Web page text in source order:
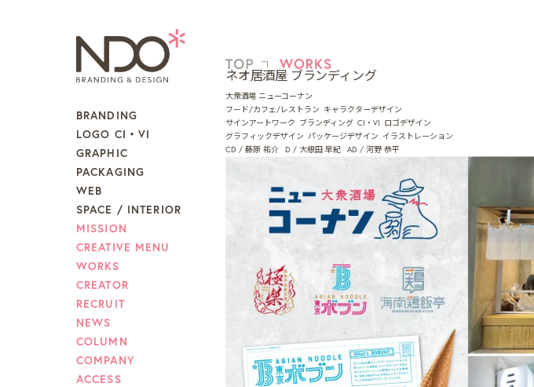
BRANDING
LOGO CI・VI
GRAPHIC
PACKAGING
WEB
SPACE / INTERIOR
MISSION
CREATIVE MENU
WORKS
CREATOR
RECRUIT
NEWS
COLUMN
COMPANY
ACCESS
ネオ居酒屋 ブランディング
大衆酒場 ニューコーナン
フード/カフェ/レストラン キャラクターデザイン
サインアートワーク ブランディング CI・VI ロゴデザイン
グラフィックデザイン パッケージデザイン イラストレーション
CD / 藤原 祐介
D / 大根田 早紀 AD / 河野 恭平